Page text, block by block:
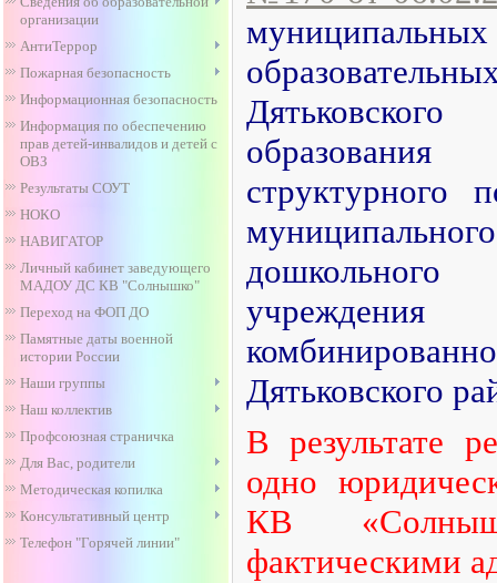
организации
АнтиТеррор
Пожарная безопасность
Информационная безопасность
Информация по обеспечению
прав детей-инвалидов и детей с
ОВЗ
Результаты СОУТ
НОКО
НАВИГАТОР
Личный кабинет заведующего
МАДОУ ДС КВ "Солнышко"
Переход на ФОП ДО
Памятные даты военной
истории России
Наши группы
Наш коллектив
Профсоюзная страничка
Для Вас, родители
Методическая копилка
Консультативный центр
Телефон "Горячей линии"
структурного
Дятьковского
В результате
одно
КВ
фактическими